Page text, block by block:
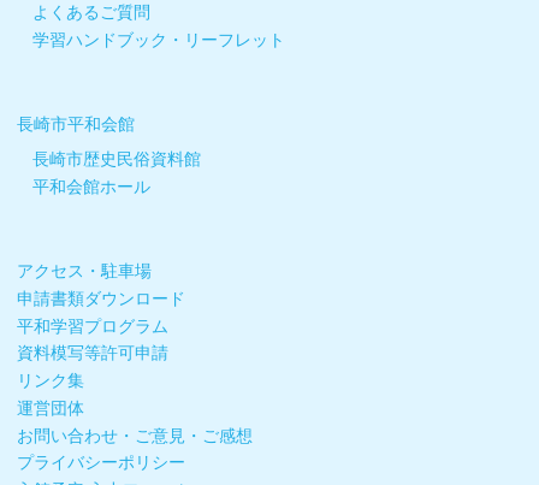
よくあるご質問
学習ハンドブック・リーフレット
長崎市平和会館
長崎市歴史民俗資料館
平和会館ホール
アクセス・駐車場
申請書類ダウンロード
平和学習プログラム
資料模写等許可申請
リンク集
運営団体
お問い合わせ・ご意見・ご感想
プライバシーポリシー